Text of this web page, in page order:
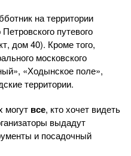
на территории
путевого
дом 40). Кроме того,
московского
«Ходынское поле»,
территории.
могут все, кто хочет видеть
выдадут
и посадочный